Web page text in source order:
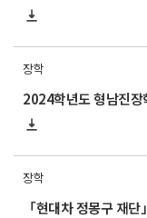
장학
2024학년도 형남진장
장학